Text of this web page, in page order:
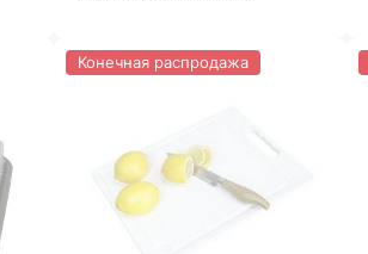
Конечная распродажа